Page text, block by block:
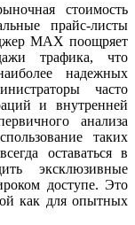
стоимость
прайс-листы
MAX поощряет
трафика, что
надежных
часто
и внутренней
анализа
таких
оставаться в
эксклюзивные
доступе. Это
как для опытных